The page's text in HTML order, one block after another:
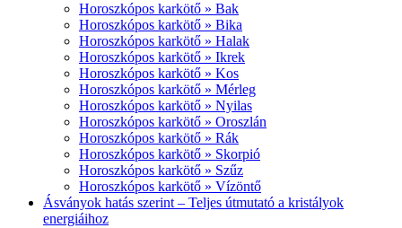
Horoszkópos karkötő » Bak
Horoszkópos karkötő » Bika
Horoszkópos karkötő » Halak
Horoszkópos karkötő » Ikrek
Horoszkópos karkötő » Kos
Horoszkópos karkötő » Mérleg
Horoszkópos karkötő » Nyilas
Horoszkópos karkötő » Oroszlán
Horoszkópos karkötő » Rák
Horoszkópos karkötő » Skorpió
Horoszkópos karkötő » Szűz
Horoszkópos karkötő » Vízöntő
Ásványok hatás szerint – Teljes útmutató a kristályok
energiáihoz